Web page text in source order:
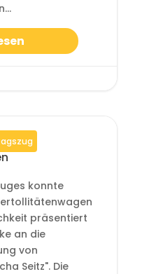
konnte
präsentiert
an die
von
Seitz". Die